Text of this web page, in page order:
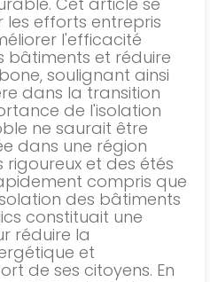
efforts entrepris
l'efficacité
bâtiments et réduire
soulignant ainsi
dans la transition
de l'isolation
ne saurait être
dans une région
rigoureux et des étés
compris que
des bâtiments
constituait une
réduire la
et
de ses citoyens. En